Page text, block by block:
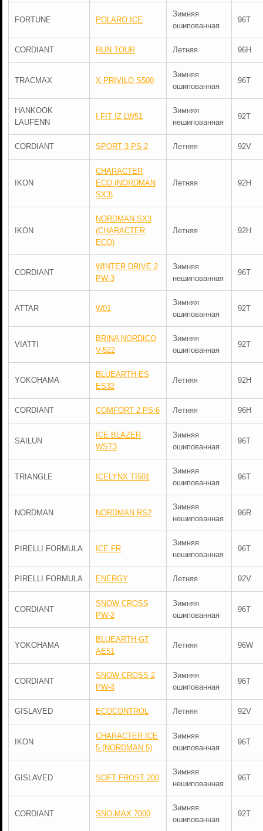
FORTUNE POLARO ICE
Зимняя
ошипованная
96T
CORDIANT RUN TOUR Летняя 96H
TRACMAX X-PRIVILO S500
Зимняя
ошипованная
96T
HANKOOK
LAUFENN
I FIT IZ LW51
Зимняя
нешипованная
92T
CORDIANT SPORT 3 PS-2 Летняя 92V
IKON
CHARACTER
ECO (NORDMAN
SX3)
Летняя 92H
IKON
NORDMAN SX3
(CHARACTER
ECO)
Летняя 92H
CORDIANT
WINTER DRIVE 2
PW-3
Зимняя
нешипованная
96T
ATTAR W01
Зимняя
ошипованная
92T
VIATTI
BRINA NORDICO
V-522
Зимняя
ошипованная
92T
YOKOHAMA
BLUEARTH-ES
ES32
Летняя 92H
CORDIANT COMFORT 2 PS-6 Летняя 96H
SAILUN
ICE BLAZER
WST3
Зимняя
ошипованная
96T
TRIANGLE ICELYNX TI501
Зимняя
ошипованная
96T
NORDMAN NORDMAN RS2
Зимняя
нешипованная
96R
PIRELLI FORMULA ICE FR
Зимняя
нешипованная
96T
PIRELLI FORMULA ENERGY Летняя 92V
CORDIANT
SNOW CROSS
PW-2
Зимняя
ошипованная
96T
YOKOHAMA
BLUEARTH-GT
AE51
Летняя 96W
CORDIANT
SNOW CROSS 2
PW-4
Зимняя
ошипованная
96T
GISLAVED ECOCONTROL Летняя 92V
IKON
CHARACTER ICE
5 (NORDMAN 5)
Зимняя
ошипованная
96T
GISLAVED SOFT FROST 200
Зимняя
нешипованная
96T
CORDIANT SNO-MAX 7000
Зимняя
ошипованная
92T